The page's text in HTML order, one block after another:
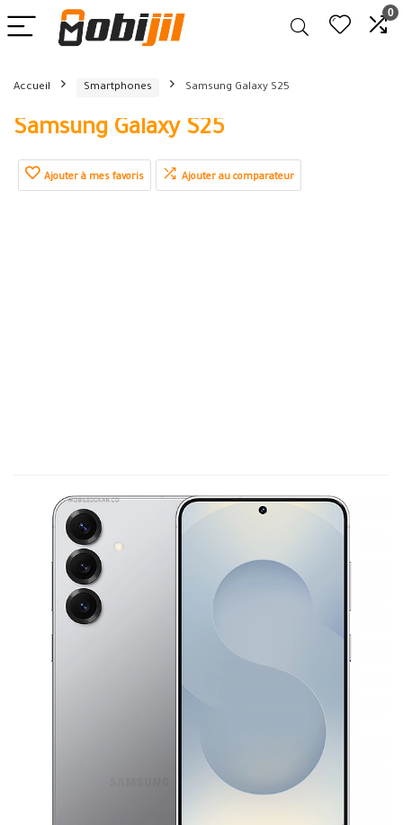
0
Accueil Smartphones Samsung Galaxy S25
Samsung Galaxy S25
Ajouter à mes favoris Ajouter au comparateur